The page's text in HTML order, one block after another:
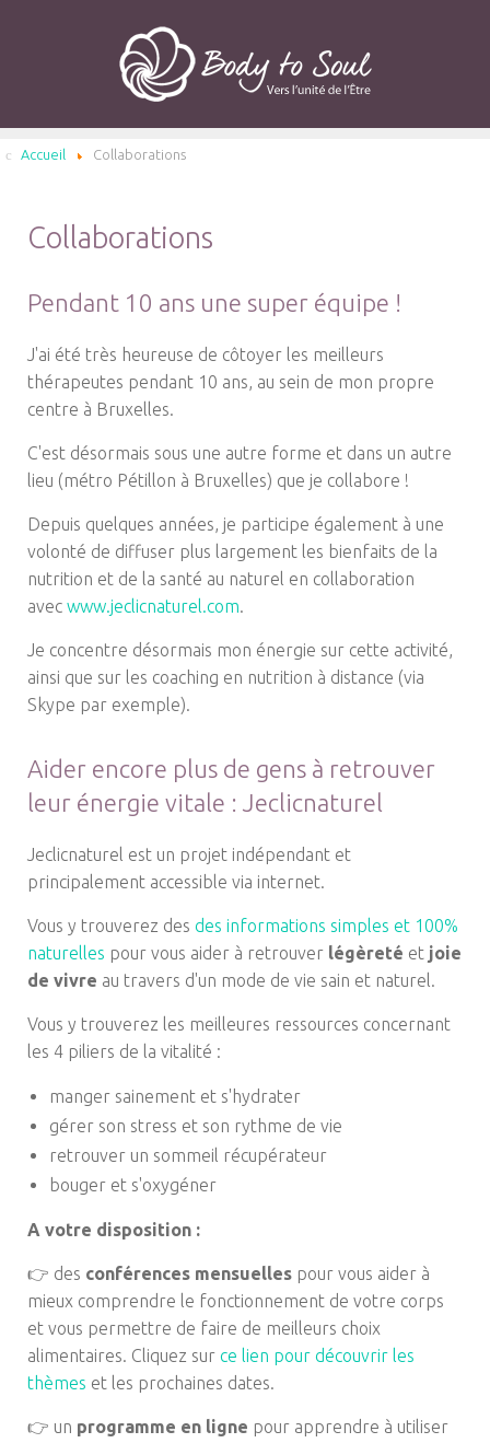
Accueil Collaborations
Collaborations
Pendant 10 ans une super équipe !
J'ai été très heureuse de côtoyer les meilleurs
thérapeutes pendant 10 ans, au sein de mon propre
centre à Bruxelles.
C'est désormais sous une autre forme et dans un autre
lieu (métro Pétillon à Bruxelles) que je collabore !
Depuis quelques années, je participe également à une
volonté de diffuser plus largement les bienfaits de la
nutrition et de la santé au naturel en collaboration
avec www.jeclicnaturel.com.
Je concentre désormais mon énergie sur cette activité,
ainsi que sur les coaching en nutrition à distance (via
Skype par exemple).
Aider encore plus de gens à retrouver
leur énergie vitale : Jeclicnaturel
Jeclicnaturel est un projet indépendant et
principalement accessible via internet.
Vous y trouverez des des informations simples et 100%
naturelles pour vous aider à retrouver légèreté et joie
de vivre au travers d'un mode de vie sain et naturel.
Vous y trouverez les meilleures ressources concernant
les 4 piliers de la vitalité :
manger sainement et s'hydrater
gérer son stress et son rythme de vie
retrouver un sommeil récupérateur
bouger et s'oxygéner
A votre disposition :
👉 des conférences mensuelles pour vous aider à
mieux comprendre le fonctionnement de votre corps
et vous permettre de faire de meilleurs choix
alimentaires. Cliquez sur ce lien pour découvrir les
thèmes et les prochaines dates.
👉 un programme en ligne pour apprendre à utiliser